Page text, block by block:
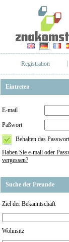
Registration
Eintreten
E-mail
Paßwort
Behalten das Passwort
Haben Sie e-mail oder
vergessen?
Suche der Freunde
Ziel der Bekanntschaft
Wohnsitz